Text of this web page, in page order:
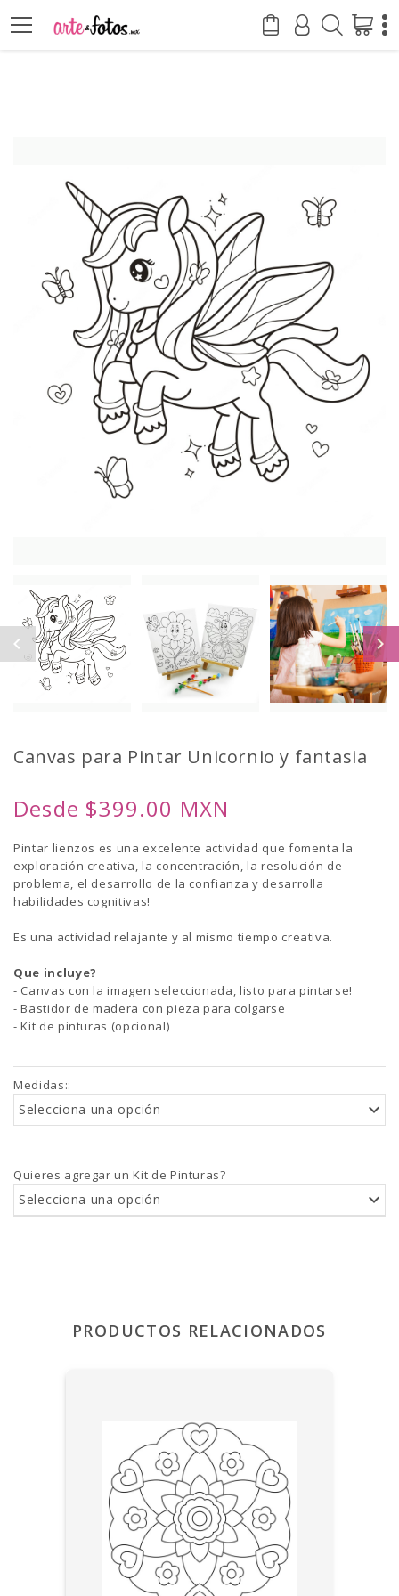
Canvas para Pintar Unicornio y fantasia
Desde $399.00 MXN
Pintar lienzos es una excelente actividad que fomenta la
exploración creativa, la concentración, la resolución de
problema, el desarrollo de la confianza y desarrolla
habilidades cognitivas!
Es una actividad relajante y al mismo tiempo creativa.
Que incluye?
- Canvas con la imagen seleccionada, listo para pintarse!
- Bastidor de madera con pieza para colgarse
- Kit de pinturas (opcional)
Medidas::
Selecciona una opción
Quieres agregar un Kit de Pinturas?
Selecciona una opción
PRODUCTOS RELACIONADOS